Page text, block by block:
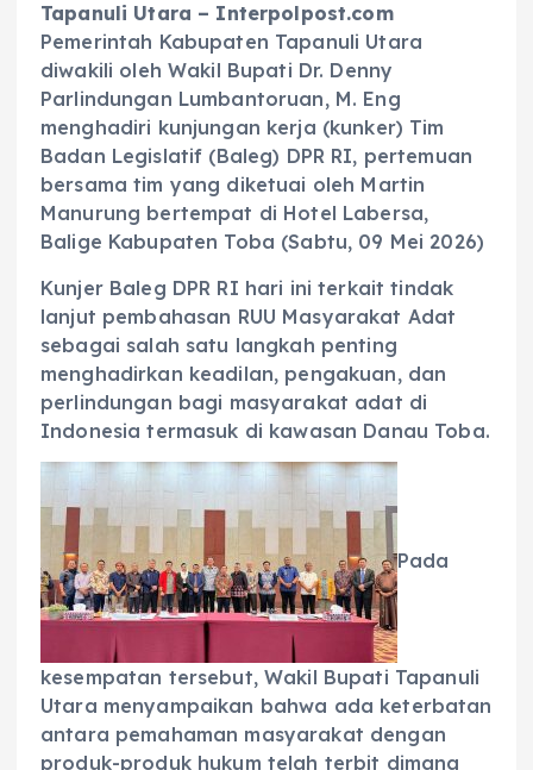
Tapanuli Utara – Interpolpost.com
Pemerintah Kabupaten Tapanuli Utara
diwakili oleh Wakil Bupati Dr. Denny
Parlindungan Lumbantoruan, M. Eng
menghadiri kunjungan kerja (kunker) Tim
Badan Legislatif (Baleg) DPR RI, pertemuan
bersama tim yang diketuai oleh Martin
Manurung bertempat di Hotel Labersa,
Balige Kabupaten Toba (Sabtu, 09 Mei 2026)
Kunjer Baleg DPR RI hari ini terkait tindak
lanjut pembahasan RUU Masyarakat Adat
sebagai salah satu langkah penting
menghadirkan keadilan, pengakuan, dan
perlindungan bagi masyarakat adat di
Indonesia termasuk di kawasan Danau Toba.
Pada
kesempatan tersebut, Wakil Bupati Tapanuli
Utara menyampaikan bahwa ada keterbatan
antara pemahaman masyarakat dengan
produk-produk hukum telah terbit dimana